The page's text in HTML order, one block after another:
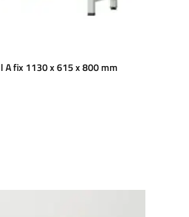
A fix 1130 x 615 x 800 mm